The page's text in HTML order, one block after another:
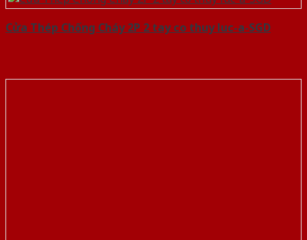
Cửa Thép Chống Cháy 2P 2 tay co thuy luc-a-SGD